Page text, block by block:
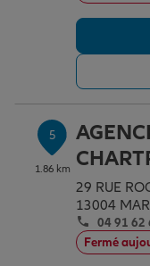
5
1.86 km
29 RUE
13004
04 91 62
Fermé